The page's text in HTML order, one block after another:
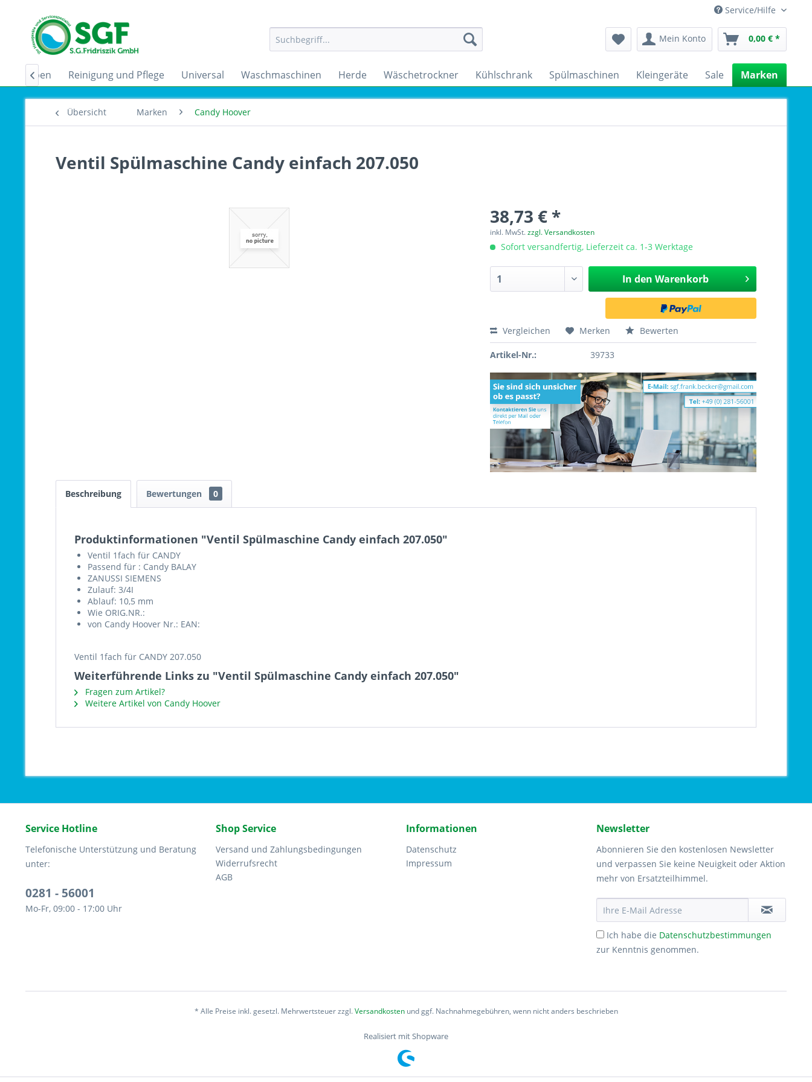
Service/Hilfe
Mein Konto 0,00 € *
Reinigung und Pflege Universal Waschmaschinen Herde Wäschetrockner Kühlschrank Spülmaschinen Kleingeräte Sale Marken

Übersicht Marken Candy Hoover
Ventil Spülmaschine Candy einfach 207.050
38,73 € *
inkl. MwSt.zzgl. Versandkosten
Sofort versandfertig, Lieferzeit ca. 1-3 Werktage
In den Warenkorb
Vergleichen Merken Bewerten
Artikel-Nr.: 39733
Beschreibung Bewertungen 0
Produktinformationen "Ventil Spülmaschine Candy einfach 207.050"
Ventil 1fach für CANDY
Passend für : Candy BALAY
ZANUSSI SIEMENS
Zulauf: 3/4I
Ablauf: 10,5 mm
Wie ORIG.NR.:
von Candy Hoover Nr.: EAN:
Ventil 1fach für CANDY 207.050
Weiterführende Links zu "Ventil Spülmaschine Candy einfach 207.050"
Fragen zum Artikel?
Weitere Artikel von Candy Hoover
Service Hotline
Telefonische Unterstützung und Beratung
unter:
0281 - 56001
Mo-Fr, 09:00 - 17:00 Uhr
Shop Service
Versand und Zahlungsbedingungen
Widerrufsrecht
AGB
Informationen
Datenschutz
Impressum
Newsletter
Abonnieren Sie den kostenlosen Newsletter
und verpassen Sie keine Neuigkeit oder Aktion
mehr von Ersatzteilhimmel.
Ich habe die Datenschutzbestimmungen
zur Kenntnis genommen.
* Alle Preise inkl. gesetzl. Mehrwertsteuer zzgl.Versandkostenund ggf. Nachnahmegebühren, wenn nicht anders beschrieben
Realisiert mit Shopware